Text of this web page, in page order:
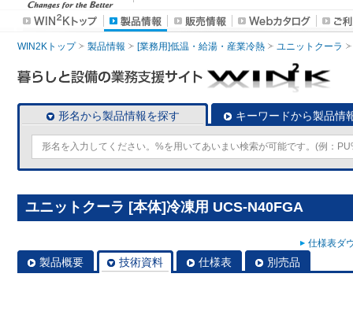
WIN2Kトップ 製品情報 [業務用]低温・給湯・産業冷熱 ユニットクーラ
形名から製品情報を探す キーワードから製品情
ユニットクーラ [本体]冷凍用 UCS-N40FGA
仕様表ダ
製品概要 技術資料 仕様表 別売品